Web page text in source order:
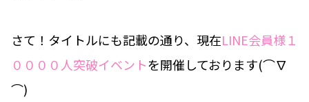
さて！タイトルにも記載の通り、現在LINE会員様１
００００人突破イベントを開催しております(⌒∇
⌒)